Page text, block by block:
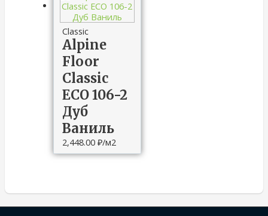
Classic
Alpine
Floor
Classic
ECO 106-2
Дуб
Ваниль
2,448.00₽/м2